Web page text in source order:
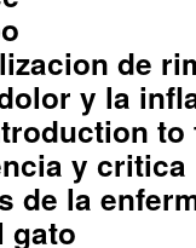
de
y la
y
de la
gato